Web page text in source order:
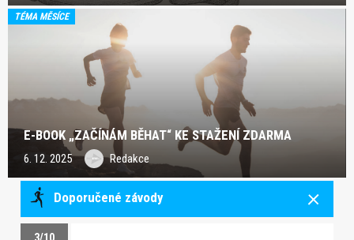
TÉMA MĚSÍCE
E-BOOK „ZAČÍNÁM BĚHAT“ KE STAŽENÍ ZDARMA
6. 12. 2025 Redakce
Doporučené závody